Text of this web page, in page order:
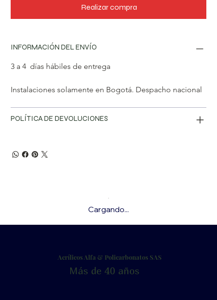
Realizar compra
INFORMACIÓN DEL ENVÍO
3 a 4  días hábiles de entrega​
Instalaciones solamente en Bogotá. Despacho nacional
POLÍTICA DE DEVOLUCIONES
Cargando...
Acrílicos Alfa & Policarbonatos SAS
Más de 40 años